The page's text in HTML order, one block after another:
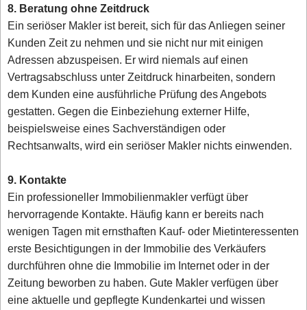
8. Beratung ohne Zeitdruck
Ein seriöser Makler ist bereit, sich für das Anliegen seiner
Kunden Zeit zu nehmen und sie nicht nur mit einigen
Adressen abzuspeisen. Er wird niemals auf einen
Vertragsabschluss unter Zeitdruck hinarbeiten, sondern
dem Kunden eine ausführliche Prüfung des Angebots
gestatten. Gegen die Einbeziehung externer Hilfe,
beispielsweise eines Sachverständigen oder
Rechtsanwalts, wird ein seriöser Makler nichts einwenden.
9. Kontakte
Ein professioneller Immobilienmakler verfügt über
hervorragende Kontakte. Häufig kann er bereits nach
wenigen Tagen mit ernsthaften Kauf- oder Mietinteressenten
erste Besichtigungen in der Immobilie des Verkäufers
durchführen ohne die Immobilie im Internet oder in der
Zeitung beworben zu haben. Gute Makler verfügen über
eine aktuelle und gepflegte Kundenkartei und wissen